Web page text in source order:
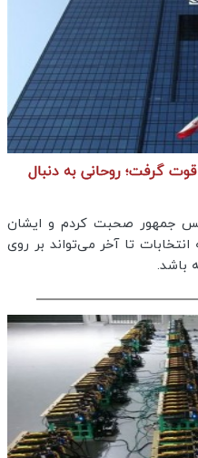
گرفت؛ روحانی به دنبال
جمهور صحبت کردم و ایشان
تا آخر می‌تواند بر روی
باشد.